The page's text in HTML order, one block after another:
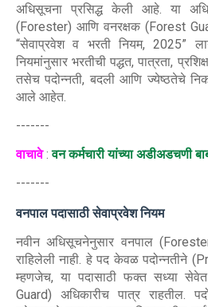
अधिसूचना प्रसिद्ध केली आहे. या
(Forester) आणि वनरक्षक (Forest
“सेवाप्रवेश व भरती नियम, 2025”
नियमांनुसार भरतीची पद्धत, पात्रता,
तसेच पदोन्नती, बदली आणि ज्येष्ठतेचे
आले आहेत.
-------
वाचावे:वन कर्मचारी यांच्या अडीअडचणी
-------
वनपाल पदासाठी सेवाप्रवेश नियम
नवीन अधिसूचनेनुसार वनपाल
राहिलेली नाही. हे पद केवळ पदोन्नतीने
म्हणजेच, या पदासाठी फक्त सध्या
Guard) अधिकारीच पात्र राहतील.